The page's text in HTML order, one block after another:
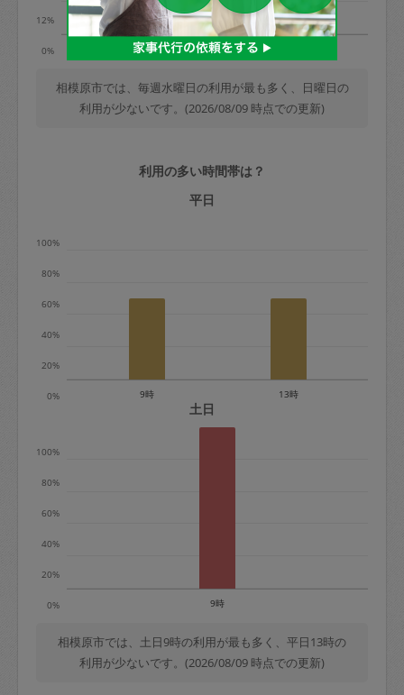
土曜日8時〜実施時間＝依頼金額の100%
＋交通費全額
依頼者不在による当日キャンセル＝依頼
金額の100%＋交通費全額
定期契約をキャンセルする場合、毎週定
期は月2回まで隔週定期は月1回までキャ
※キャンセル料金の設定について：
定期依頼1回（3時間）の金額とスポット
0%
12%
水
相模原市では、毎週水曜日の利用が最も多く、日曜日の
利用が少ないです。(2026/08/09 時点での更新)
利用の多い時間帯は？
平日
0%
20%
40%
60%
80%
100%
9時 13時
土日
0%
20%
40%
60%
80%
100%
9時
相模原市では、土日9時の利用が最も多く、平日13時の
利用が少ないです。(2026/08/09 時点での更新)